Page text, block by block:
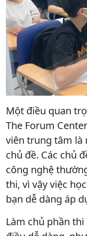
Một điều quan
The Forum
viên trung tâm là
chủ đề. Các chủ
công nghệ
thi, vì vậy việc
bạn dễ dàng áp
Làm chủ phần